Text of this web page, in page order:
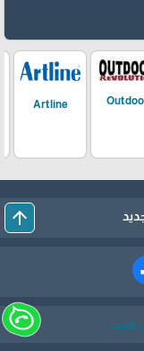
Artline
arrow_upward
لايف